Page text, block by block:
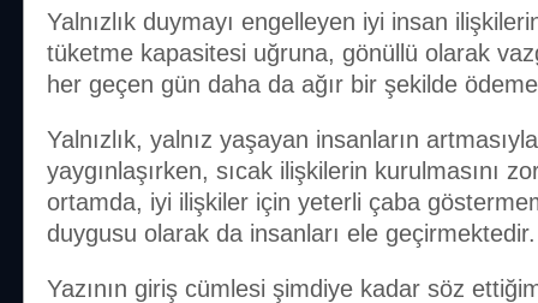
Yalnızlık duymayı engelleyen iyi insan
tüketme kapasitesi uğruna, gönüllü olarak
her geçen gün daha da ağır bir şekilde
Yalnızlık, yalnız yaşayan insanların
yaygınlaşırken, sıcak ilişkilerin kurulmasını
ortamda, iyi ilişkiler için yeterli çaba
duygusu olarak da insanları ele geçirmektedir.
Yazının giriş cümlesi şimdiye kadar söz